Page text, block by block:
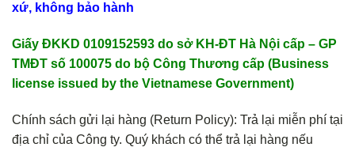
xứ, không bảo hành
Giấy ĐKKD 0109152593 do sở KH-ĐT Hà Nội cấp – GP
TMĐT số 100075 do bộ Công Thương cấp (Business
license issued by the Vietnamese Government)
Chính sách gửi lại hàng (Return Policy): Trả lại miễn phí tại
địa chỉ của Công ty. Quý khách có thể trả lại hàng nếu